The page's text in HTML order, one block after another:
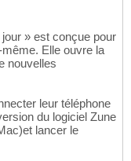
» est conçue pour
Elle ouvre la
nouvelles
leur téléphone
du logiciel Zune
lancer le